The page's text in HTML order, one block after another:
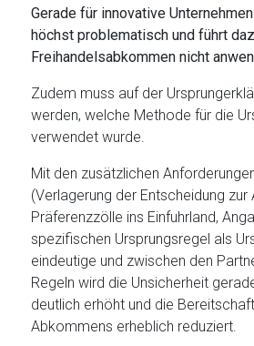
Gerade für innovative
höchst problematisch und führt
Freihandelsabkommen nicht
Zudem muss auf der
werden, welche Methode für die
verwendet wurde.
Mit den zusätzlichen
(Verlagerung der Entscheidung zur
Präferenzzölle ins Einfuhrland,
spezifischen Ursprungsregel als
eindeutige und zwischen den
Regeln wird die Unsicherheit
deutlich erhöht und die
Abkommens erheblich reduziert.